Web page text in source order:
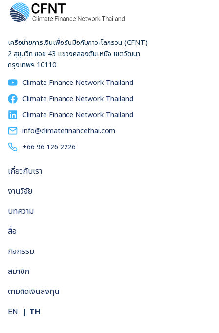
ทะลุไปเกิน 5 บาทต่อหน่วยซึ่งนับว่าสูงเป็นประวัติการณ์! ในฐานะ
นักการเงิน ผมพยายามหาทางออกในระยะยาว แต่น่าเสียดายที่
อย่างเราๆ ท่านๆ จึงถูก ‘มัดมือชก’ ทำให้มีทางเลือกเพียงหนึ่ง
เดียวที่เหลือคือต้องหาทางผลิตไฟฟ้าด้วยตนเอง ผมจึงหันมา
มองศึกษาต้นทุนการติดตั้งแผงพลังงานแสงอาทิตย์ในปัจจุบัน
เพื่อประกอบการตัดสินใจ แม้ว่าภาพจำของพลังงานแสงอาทิตย์
เชื่อไหมครับว่าต้นทุนแผงพลังงานแสงอาทิตย์ถูกลงมาก องค์การ
พลังงานหมุนเวียนระหว่างประเทศ (International
Renewable Energy Agency) ประมาณการว่าต้นทุน
2022 และถ้าหันไปดูราคารับซื้อของรัฐไทยเอง ก็พบว่าหล่นลงมา
อาทิตย์ต่อหน่วยย่อมต่ำกว่าตัวเลขดังกล่าวอย่างแน่นอน แต่ต้นทุน
ของพลังงานหมุนเวียนที่ไม่ต้องใช้เชื้อเพลิงสักบาทแบบนี้จะต้อง
คำนวณต้นทุนอย่างไร? ด้วยความฉงนสงสัย ผมก็ไปค้นจนได้คำ
ตอบคือคำนวณจาก ‘ต้นทุนไฟฟ้าปรับระดับ’ (Levelized Cost
หมุนเวียนและโรงไฟฟ้าเชื้อเพลิงฟอสซิลนั้น แม้จะได้ ‘ไฟฟ้า’ เป็น
ผลผลิตเหมือนกัน แต่มีความแตกต่างสำคัญคือพลังงาน
พึ่งพาเชื้อเพลิงซึ่งมีราคาผันผวนตลอดเวลา เพื่อให้สามารถ
เครือข่ายการเงินเพื่อรับมือกับภาวะโลกรวน (CFNT)
2 สุขุมวิท ซอย 43 แขวงคลองตันเหนือ เขตวัฒนา
กรุงเทพฯ 10110
Climate Finance Network Thailand
Climate Finance Network Thailand
Climate Finance Network Thailand
info@climatefinancethai.com
+66 96 126 2226
เกี่ยวกับเรา
งานวิจัย
บทความ
สื่อ
กิจกรรม
สมาชิก
ตามติดเงินลงทุน
EN TH